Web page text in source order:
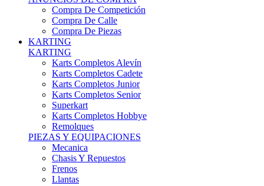
Compra De Calle
Compra De Piezas
KARTING
KARTING
Karts Completos Alevín
Karts Completos Cadete
Karts Completos Junior
Karts Completos Senior
Superkart
Karts Completos Hobbye
Remolques
PIEZAS Y EQUIPACIONES
Mecanica
Chasis Y Repuestos
Frenos
Llantas
Neumáticos